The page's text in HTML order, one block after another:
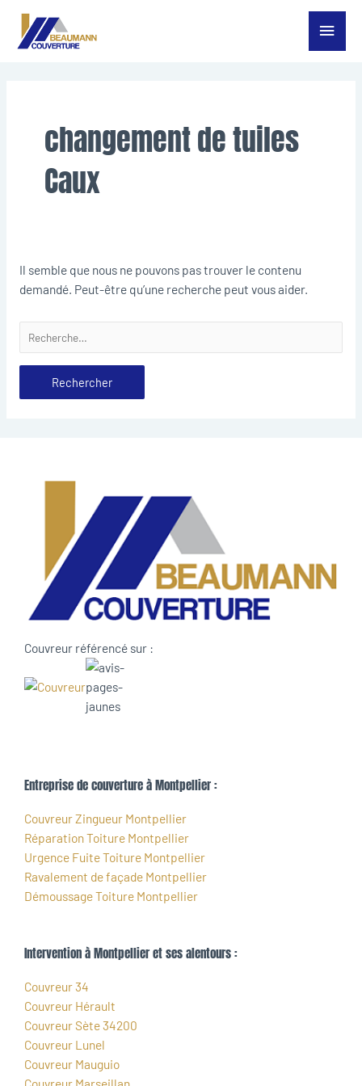
Aller
Menu
changement de tuiles
Caux
Il semble que nous ne pouvons pas trouver le contenu
demandé. Peut-être qu’une recherche peut vous aider.
Couvreur référencé sur :
Entreprise de couverture à Montpellier :
Couvreur Zingueur Montpellier
Réparation Toiture Montpellier
Urgence Fuite Toiture Montpellier
Ravalement de façade Montpellier
Démoussage Toiture Montpellier
Intervention à Montpellier et ses alentours :
Couvreur 34
Couvreur Hérault
Couvreur Sète 34200
Couvreur Lunel
Couvreur Mauguio